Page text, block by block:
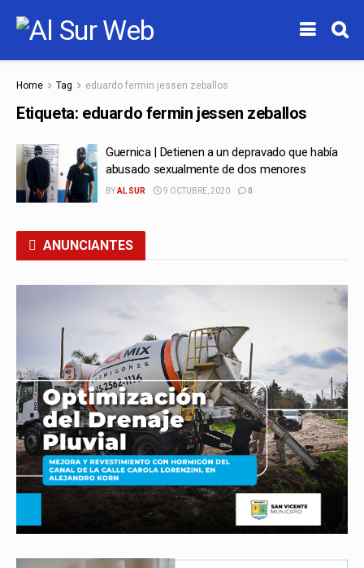
Home Tag eduardo fermin jessen zeballos
Etiqueta: eduardo fermin jessen zeballos
Guernica | Detienen a un depravado que había
abusado sexualmente de dos menores
BYAL SUR 9 OCTUBRE, 2020 0
ANUNCIANTES